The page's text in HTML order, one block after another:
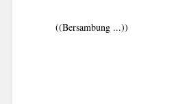
((Bersambung ...))